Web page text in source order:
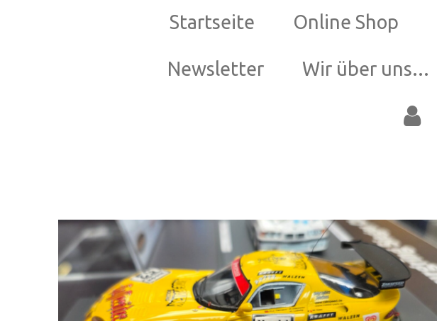
Startseite Online Shop
Newsletter Wir über uns...